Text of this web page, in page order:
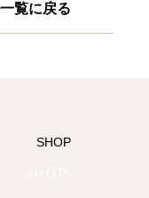
覧に戻る